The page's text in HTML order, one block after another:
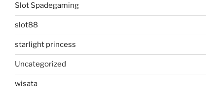
Slot Spadegaming
slot88
starlight princess
Uncategorized
wisata